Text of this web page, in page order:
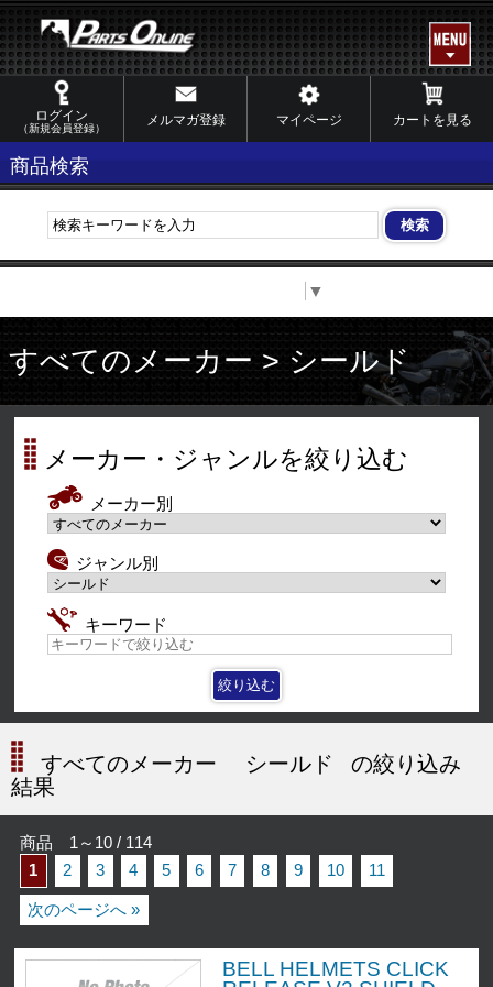
ログイン
（新規会員登録）
メルマガ登録 マイページ カートを見る
商品検索
▼
すべてのメーカー > シールド
メーカー・ジャンルを絞り込む
メーカー別
ジャンル別
キーワード
すべてのメーカー シールド
の絞り込み
結果
商品 1～10 / 114
1
2 3 4 5 6 7 8 9 10 11
次のページへ »
BELL HELMETS CLICK